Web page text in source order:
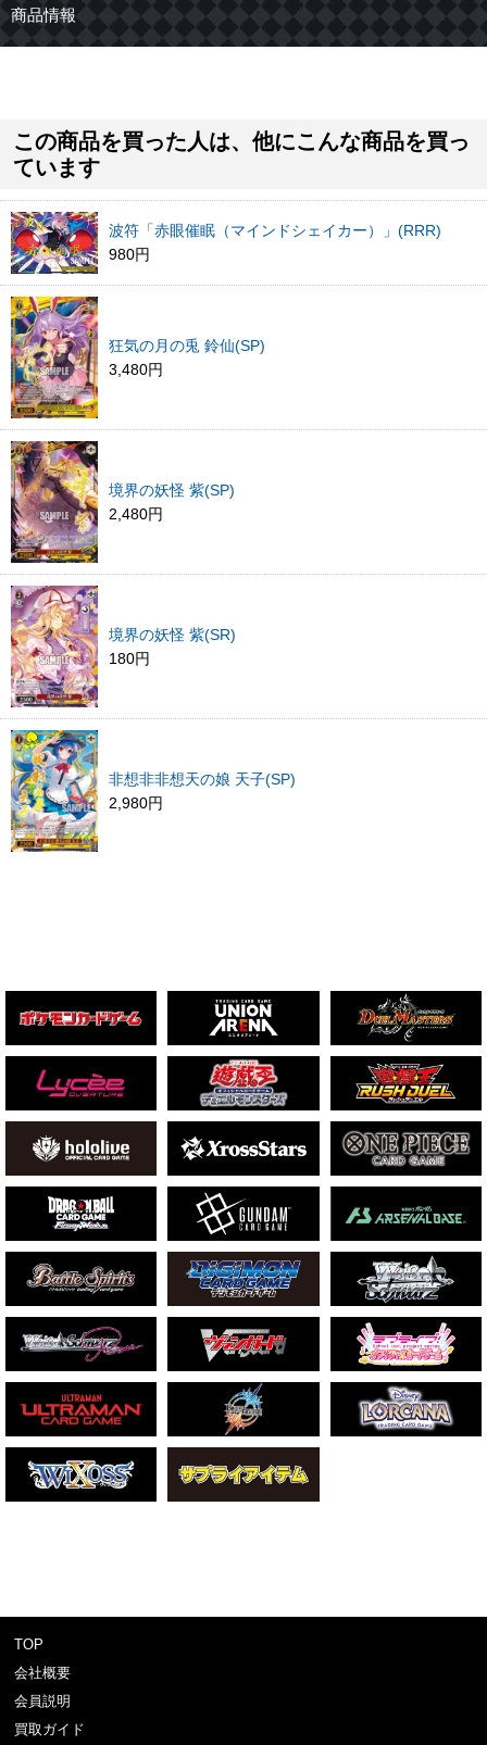
商品情報
この商品を買った人は、他にこんな商品を買っ
ています
波符「赤眼催眠（マインドシェイカー）」(RRR)
980円
狂気の月の兎 鈴仙(SP)
3,480円
境界の妖怪 紫(SP)
2,480円
境界の妖怪 紫(SR)
180円
非想非非想天の娘 天子(SP)
2,980円
TOP
会社概要
会員説明
買取ガイド